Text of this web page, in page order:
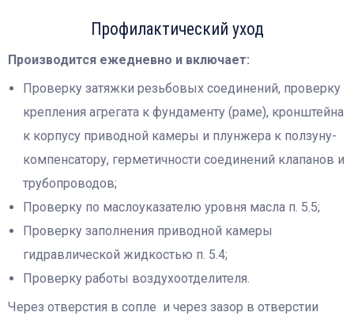
Профилактический уход
Производится ежедневно и включает:
Проверку затяжки резьбовых соединений, проверку
крепления агрегата к фундаменту (раме), кронштейна
к корпусу приводной камеры и плунжера к ползуну-
компенсатору, герметичности соединений клапанов и
трубопроводов;
Проверку по маслоуказателю уровня масла п. 5.5;
Проверку заполнения приводной камеры
гидравлической жидкостью п. 5.4;
Проверку работы воздухоотделителя.
Через отверстия в сопле и через зазор в отверстии